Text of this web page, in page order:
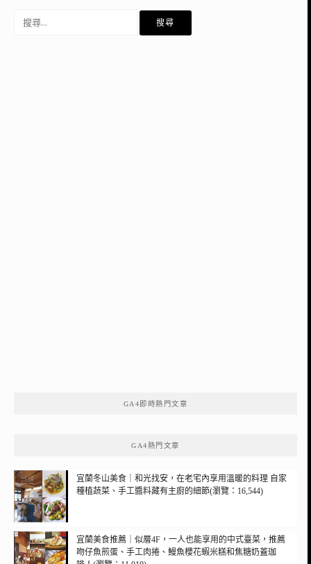
GA4即時熱門文章
GA4熱門文章
宜蘭冬山美食｜和光找安，在老宅內享用溫暖的料理 自家
種植蔬菜、手工醬料藏有主廚的細節(瀏覽：16,544)
宜蘭美食推薦｜似層4F，一人也能享用的中式臺菜，推薦
吻仔魚煎蛋、手工肉捲、鰻魚櫻花蝦米糕和焦糖奶蓋珈